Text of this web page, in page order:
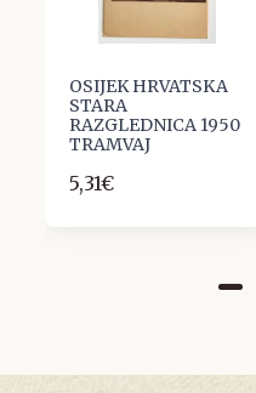
OSIJEK HRVATSKA
STARA
RAZGLEDNICA 1950
TRAMVAJ
5,31€